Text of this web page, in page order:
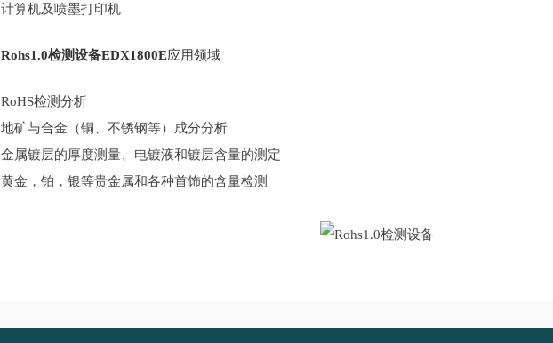
计算机及喷墨打印机
Rohs1.0检测设备EDX1800E应用领域
RoHS检测分析
地矿与合金（铜、不锈钢等）成分分析
金属镀层的厚度测量、电镀液和镀层含量的测定
黄金，铂，银等贵金属和各种首饰的含量检测